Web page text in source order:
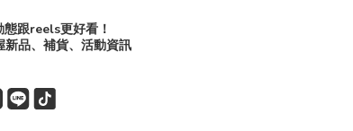
跟reels更好看！
新品、補貨、活動資訊